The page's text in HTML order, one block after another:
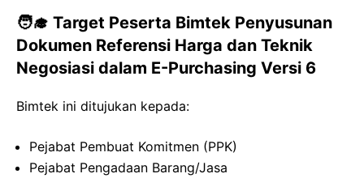
🧑‍🎓 Target Peserta Bimtek Penyusunan
Dokumen Referensi Harga dan Teknik
Negosiasi dalam E-Purchasing Versi 6
Bimtek ini ditujukan kepada:
Pejabat Pembuat Komitmen (PPK)
Pejabat Pengadaan Barang/Jasa